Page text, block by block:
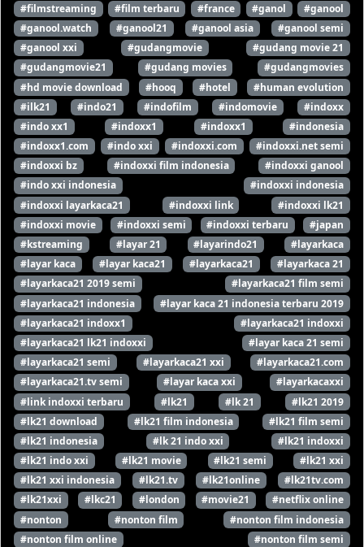
#filmstreaming
#film terbaru #france #ganol
#ganool
#ganool.watch
#ganool21 #ganool asia
#ganool semi
#ganool xxi
#gudangmovie
#gudang movie 21
#gudangmovie21
#gudang movies
#gudangmovies
#hd movie download
#hooq #hotel
#human evolution
#ilk21
#indo21 #indofilm #indomovie
#indoxx
#indo xx1
#indoxx1 #indoxx1
#indonesia
#indoxx1.com
#indo xxi #indoxxi.com
#indoxxi.net semi
#indoxxi bz
#indoxxi film indonesia
#indoxxi ganool
#indo xxi indonesia
#indoxxi indonesia
#indoxxi layarkaca21
#indoxxi link
#indoxxi lk21
#indoxxi movie
#indoxxi semi #indoxxi terbaru
#japan
#kstreaming
#layar 21 #layarindo21
#layarkaca
#layar kaca
#layar kaca21 #layarkaca21
#layarkaca 21
#layarkaca21 2019 semi
#layarkaca21 film semi
#layarkaca21 indonesia
#layar kaca 21 indonesia terbaru 2019
#layarkaca21 indoxx1
#layarkaca21 indoxxi
#layarkaca21 lk21 indoxxi
#layar kaca 21 semi
#layarkaca21 semi
#layarkaca21 xxi
#layarkaca21.com
#layarkaca21.tv semi
#layar kaca xxi
#layarkacaxxi
#link indoxxi terbaru
#lk21 #lk 21
#lk21 2019
#lk21 download
#lk21 film indonesia
#lk21 film semi
#lk21 indonesia
#lk 21 indo xxi
#lk21 indoxxi
#lk21 indo xxi
#lk21 movie #lk21 semi
#lk21 xxi
#lk21 xxi indonesia
#lk21.tv #lk21online
#lk21tv.com
#lk21xxi
#lkc21 #london #movie21
#netflix online
#nonton
#nonton film
#nonton film indonesia
#nonton film online
#nonton film semi